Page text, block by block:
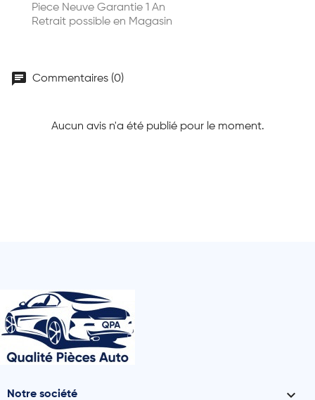
Piece Neuve Garantie 1 An
Retrait possible en Magasin
chat Commentaires (0)
Aucun avis n'a été publié pour le moment.
Notre société 